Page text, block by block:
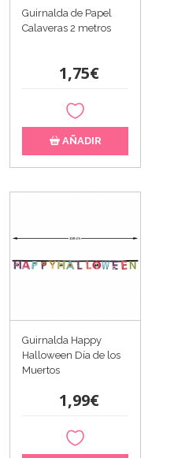
Guirnalda de Papel
Calaveras 2 metros
1,75€
AÑADIR
Guirnalda Happy
Halloween Día de los
Muertos
1,99€